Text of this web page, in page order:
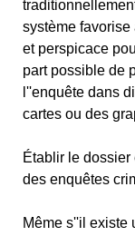
système
et perspicace
part possible de
l''enquête dans
cartes ou des
Établir le
des enquêtes
Même s''il existe